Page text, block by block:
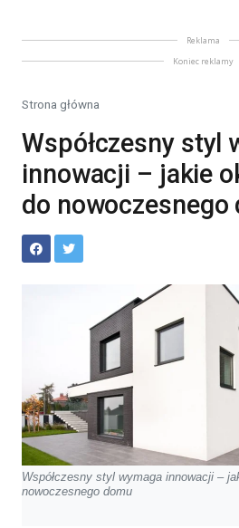
Reklama
Koniec reklamy
Strona główna
Współczesny styl
innowacji – jakie
do nowoczesnego
Współczesny styl wymaga innowacji –
nowoczesnego domu